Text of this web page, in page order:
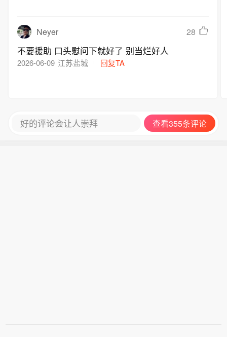
Neyer 28
不要援助 口头慰问下就好了 别当烂好人
2026-06-09 江苏盐城 回复TA
好的评论会让人崇拜 查看355条评论